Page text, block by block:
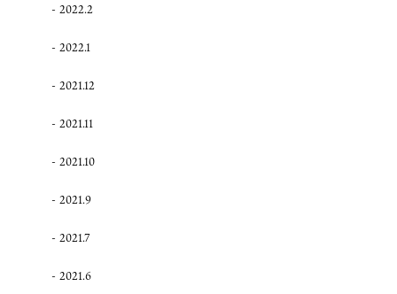
2022.2
2022.1
2021.12
2021.11
2021.10
2021.9
2021.7
2021.6